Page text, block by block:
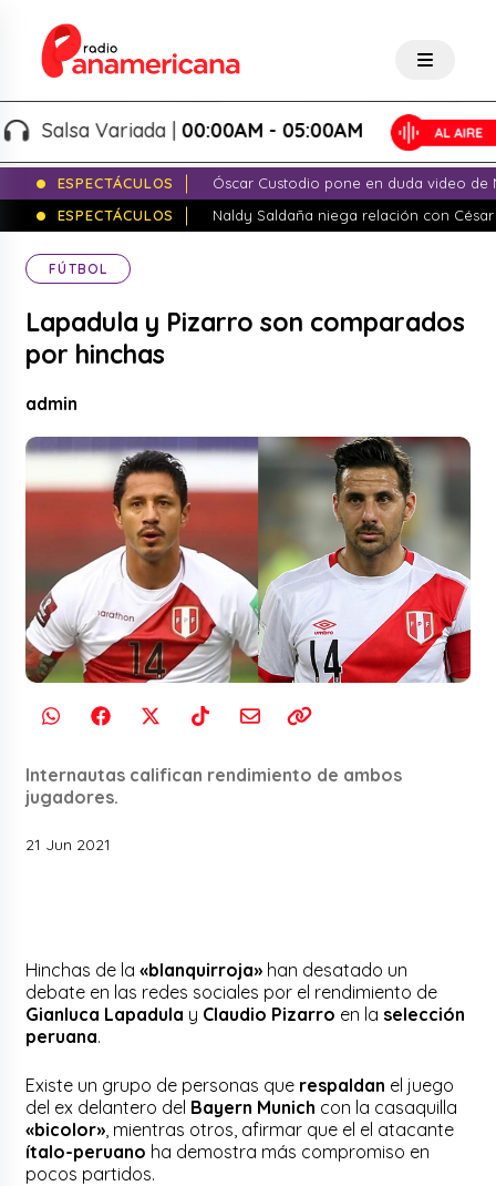
Salsa Variada |00:00AM - 05:00AM
ESPECTÁCULOS
Óscar Custodio pone en duda video de
ESPECTÁCULOS
Naldy Saldaña niega relación con
FÚTBOL
Lapadula y Pizarro son comparados
por hinchas
admin
Internautas califican rendimiento de ambos
jugadores.
21 Jun 2021
Hinchas de la«blanquirroja» han desatado un
debate en las redes sociales por el rendimiento de
Gianluca Lapadula y Claudio Pizarro en la selección
peruana.
Existe un grupo de personas que respaldan el juego
del ex delantero del Bayern Munich con la casaquilla
«bicolor» , mientras otros, afirmar que el el atacante
ítalo-peruano ha demostra más compromiso en
pocos partidos.